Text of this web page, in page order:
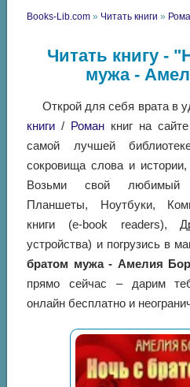
Books-Lib.com » Читать книги »
Читать книгу -
мужа -
Открой для себя врата в
книги / Роман книг на
самой лучшей
сокровища слова и
Возьми свой любимый
Планшеты, Ноутбуки,
книги (e-book readers),
устройства) и погрузись в
братом мужа - Амелия
прямо сейчас – дарим
онлайн бесплатно и